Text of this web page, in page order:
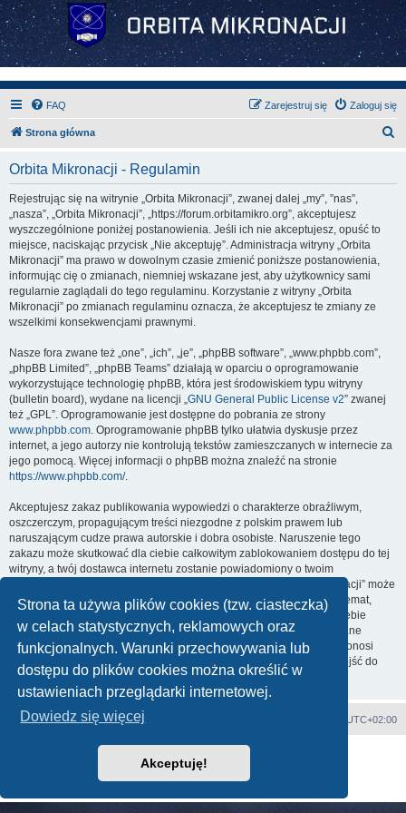
Strona ta używa plików cookies (tzw. ciasteczka)
w celach statystycznych, reklamowych oraz
funkcjonalnych. Warunki przechowywania lub
dostępu do plików cookies można określić w
ustawieniach przeglądarki internetowej.
Dowiedz się więcej
Akceptuję!
FAQ Zaloguj się
Zarejestruj się
Strona główna
Orbita Mikronacji - Regulamin
Rejestrując się na witrynie „Orbita Mikronacji”, zwanej dalej „my”, ”nas”,
„nasza”, „Orbita Mikronacji”, „https://forum.orbitamikro.org”, akceptujesz
wyszczególnione poniżej postanowienia. Jeśli ich nie akceptujesz, opuść to
miejsce, naciskając przycisk „Nie akceptuję”. Administracja witryny „Orbita
Mikronacji” ma prawo w dowolnym czasie zmienić poniższe postanowienia,
informując cię o zmianach, niemniej wskazane jest, aby użytkownicy sami
regularnie zaglądali do tego regulaminu. Korzystanie z witryny „Orbita
Mikronacji” po zmianach regulaminu oznacza, że akceptujesz te zmiany ze
wszelkimi konsekwencjami prawnymi.
Nasze fora zwane też „one”, „ich”, „je”, „phpBB software”, „www.phpbb.com”,
„phpBB Limited”, „phpBB Teams” działają w oparciu o oprogramowanie
wykorzystujące technologię phpBB, która jest środowiskiem typu witryny
(bulletin board), wydane na licencji „GNU General Public License v2” zwanej
też „GPL”. Oprogramowanie jest dostępne do pobrania ze strony
www.phpbb.com. Oprogramowanie phpBB tylko ułatwia dyskusje przez
internet, a jego autorzy nie kontrolują tekstów zamieszczanych w internecie za
jego pomocą. Więcej informacji o phpBB można znaleźć na stronie
https://www.phpbb.com/.
Akceptujesz zakaz publikowania wypowiedzi o charakterze obraźliwym,
oszczerczym, propagującym treści niezgodne z polskim prawem lub
naruszającym cudze prawa autorskie i dobra osobiste. Naruszenie tego
zakazu może skutkować dla ciebie całkowitym zablokowaniem dostępu do tej
witryny, a twój dostawca internetu zostanie powiadomiony o twoim
niewłaściwym zachowaniu. Wyrażasz zgodę na to, że „Orbita Mikronacji” może
w każdej chwili usunąć, zmienić, przenieść lub zamknąć każdy twój temat,
post. Wyrażasz zgodę na zapisywanie wszystkich podanych przez ciebie
informacji w naszej bazie danych. Informacje te nie będą przekazywane
nikomu bez twojej zgody, ale ani „Orbita Mikronacji”, ani phpBB nie ponosi
odpowiedzialności za włamania do witryny, podczas których może dojść do
kradzieży danych.
Strona główna UTC+02:00
Technologię dostarcza
® Forum Software © phpBB Limited
Polski pakiet językowy dostarcza
Zasady ochrony danych osobowych